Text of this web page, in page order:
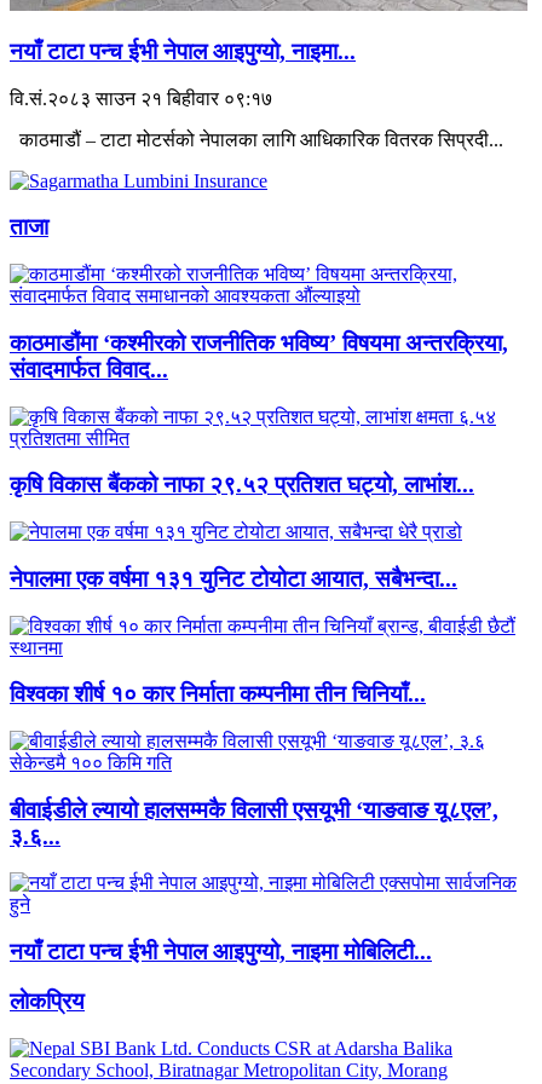
नयाँ टाटा पन्च ईभी नेपाल आइपुग्यो, नाइमा...
वि.सं.२०८३ साउन २१ बिहीवार ०९:१७
काठमाडौं – टाटा मोटर्सको नेपालका लागि आधिकारिक वितरक सिप्रदी...
ताजा
काठमाडौंमा ‘कश्मीरको राजनीतिक भविष्य’ विषयमा अन्तरक्रिया,
संवादमार्फत विवाद...
कृषि विकास बैंकको नाफा २९.५२ प्रतिशत घट्यो, लाभांश...
नेपालमा एक वर्षमा १३१ युनिट टोयोटा आयात, सबैभन्दा...
विश्वका शीर्ष १० कार निर्माता कम्पनीमा तीन चिनियाँ...
बीवाईडीले ल्यायो हालसम्मकै विलासी एसयूभी ‘याङवाङ यू८एल’,
३.६...
नयाँ टाटा पन्च ईभी नेपाल आइपुग्यो, नाइमा मोबिलिटी...
लाेकप्रिय